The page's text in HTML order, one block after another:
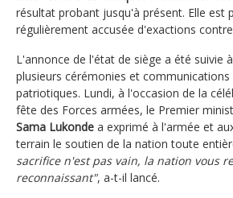
résultat probant jusqu'à présent. Elle est
régulièrement accusée d'exactions
L'annonce de l'état de siège a été suivie
plusieurs cérémonies et communications
patriotiques. Lundi, à l'occasion de la
fête des Forces armées, le Premier
Sama Lukonde a exprimé à l'armée et
terrain le soutien de la nation toute
sacrifice n'est pas vain, la nation vous
reconnaissant", a-t-il lancé.